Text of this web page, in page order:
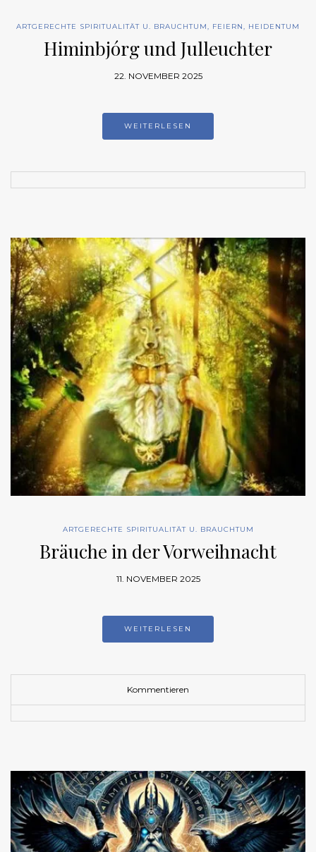
ARTGERECHTE SPIRITUALITÄT U. BRAUCHTUM FEIERN HEIDENTUM
Himinbjórg und Julleuchter
22. NOVEMBER 2025
WEITERLESEN
ARTGERECHTE SPIRITUALITÄT U. BRAUCHTUM
Bräuche in der Vorweihnacht
11. NOVEMBER 2025
WEITERLESEN
Kommentieren